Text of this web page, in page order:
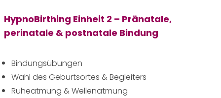
HypnoBirthing Einheit 2 – Pränatale,
perinatale & postnatale Bindung
Bindungsübungen
Wahl des Geburtsortes & Begleiters
Ruheatmung & Wellenatmung